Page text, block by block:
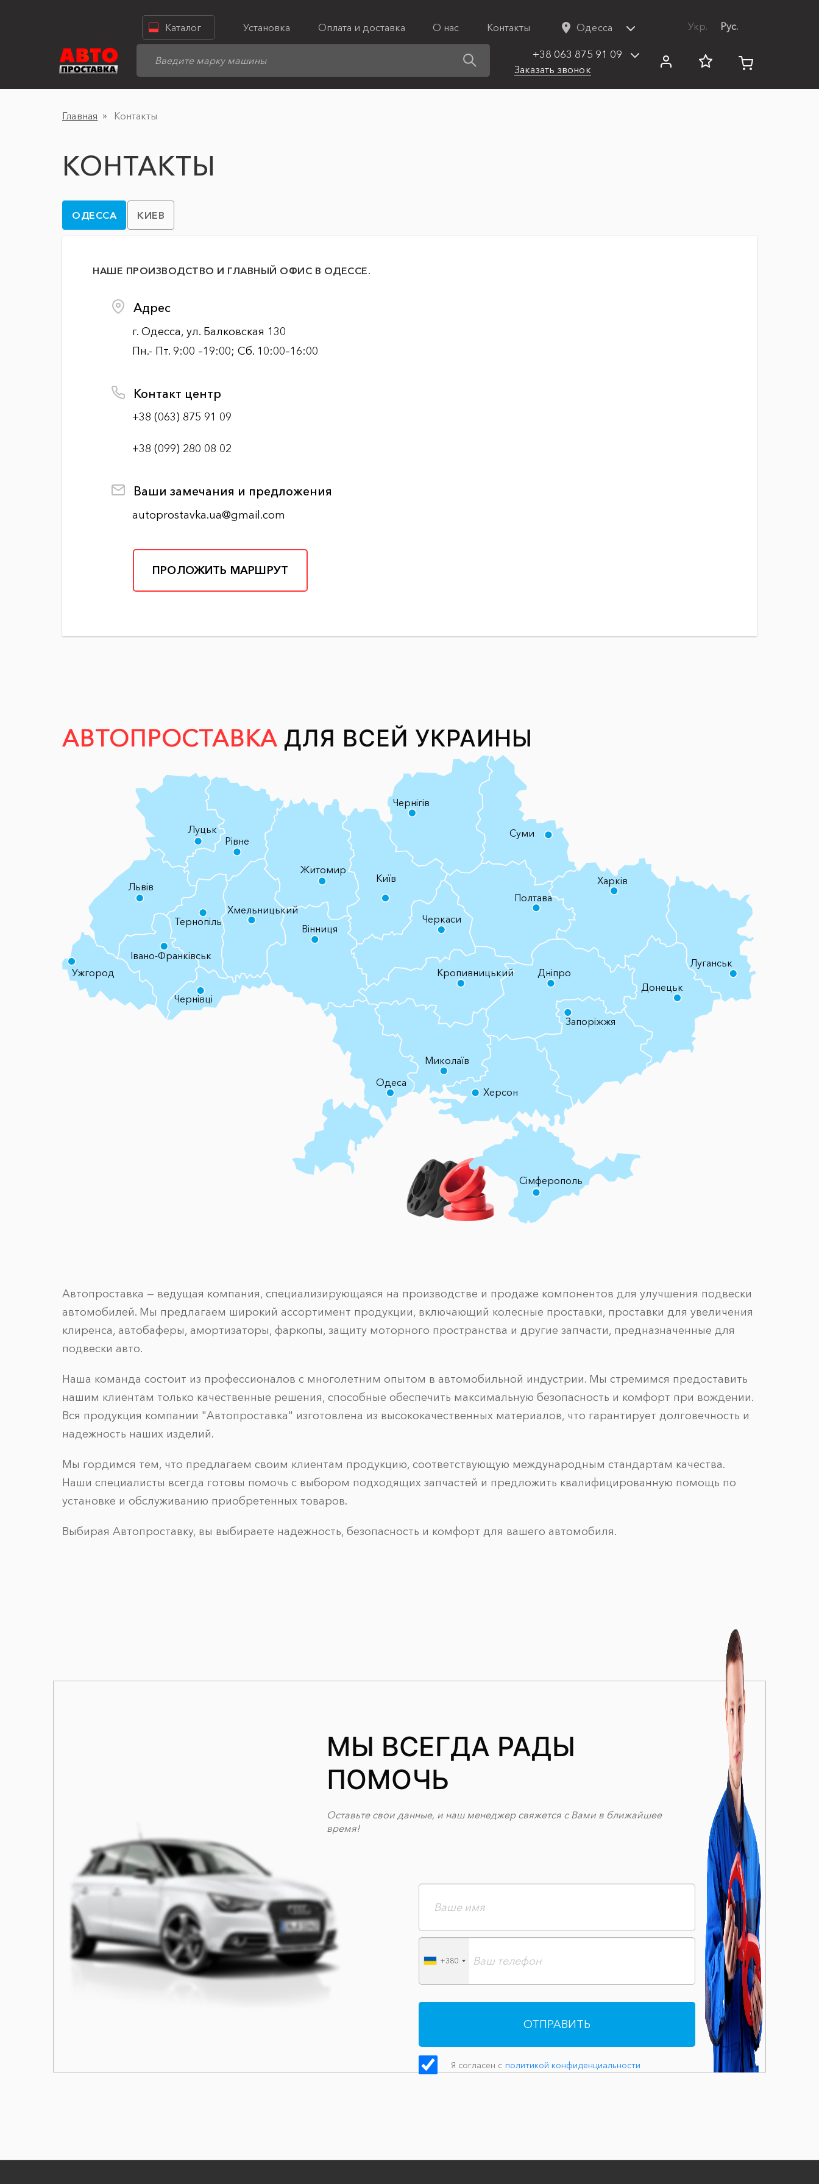
Каталог Установка Оплата и доставка О нас Контакты Одесса Укр. Рус.
+38 063 875 91 09
Заказать звонок
Главная Контакты
КОНТАКТЫ
ОДЕССА КИЕВ
НАШЕ ПРОИЗВОДСТВО И ГЛАВНЫЙ ОФИС В ОДЕССЕ.
Адрес
г. Одесса, ул. Балковская 130
Пн.- Пт. 9:00 –19:00; Сб. 10:00–16:00
Контакт центр
+38 (063) 875 91 09
+38 (099) 280 08 02
Ваши замечания и предложения
autoprostavka.ua@gmail.com
ПРОЛОЖИТЬ МАРШРУТ
АВТОПРОСТАВКА ДЛЯ ВСЕЙ УКРАИНЫ
Сімферополь
Луцьк
Київ
Житомир
Тернопіль
Рівне
Львів
Дніпро
Кропивницький
Харків
Полтава
Черкаси
Суми
Чернігів
Запоріжжя
Херсон
Донецьк
Луганськ
Ужгород
Чернівці
Вінниця
Хмельницький
Івано-Франківськ
Миколаїв
Одеса
Автопроставка — ведущая компания, специализирующаяся на производстве и продаже компонентов для улучшения подвески
автомобилей. Мы предлагаем широкий ассортимент продукции, включающий колесные проставки, проставки для увеличения
клиренса, автобаферы, амортизаторы, фаркопы, защиту моторного пространства и другие запчасти, предназначенные для
подвески авто.
Наша команда состоит из профессионалов с многолетним опытом в автомобильной индустрии. Мы стремимся предоставить
нашим клиентам только качественные решения, способные обеспечить максимальную безопасность и комфорт при вождении.
Вся продукция компании "Автопроставка" изготовлена из высококачественных материалов, что гарантирует долговечность и
надежность наших изделий.
Мы гордимся тем, что предлагаем своим клиентам продукцию, соответствующую международным стандартам качества.
Наши специалисты всегда готовы помочь с выбором подходящих запчастей и предложить квалифицированную помощь по
установке и обслуживанию приобретенных товаров.
Выбирая Автопроставку, вы выбираете надежность, безопасность и комфорт для вашего автомобиля.
МЫ ВСЕГДА РАДЫ
ПОМОЧЬ
Оставьте свои данные, и наш менеджер свяжется с Вами в ближайшее
время!
+380
ОТПРАВИТЬ
Я согласен с политикой конфиденциальности